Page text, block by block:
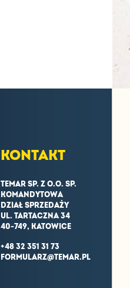
KONTAKT
TEMAR SP. Z O.O. SP.
KOMANDYTOWA
DZIAŁ SPRZEDAŻY
UL. TARTACZNA 34
40-749, KATOWICE
+48 32 351 31 73
FORMULARZ@TEMAR.PL